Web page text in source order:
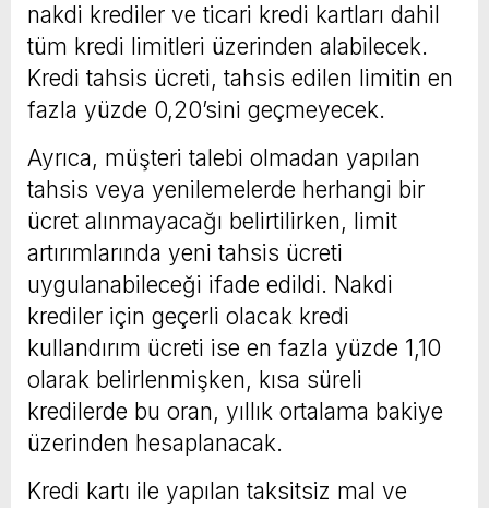
nakdi krediler ve ticari kredi kartları dahil
tüm kredi limitleri üzerinden alabilecek.
Kredi tahsis ücreti, tahsis edilen limitin en
fazla yüzde 0,20’sini geçmeyecek.
Ayrıca, müşteri talebi olmadan yapılan
tahsis veya yenilemelerde herhangi bir
ücret alınmayacağı belirtilirken, limit
artırımlarında yeni tahsis ücreti
uygulanabileceği ifade edildi. Nakdi
krediler için geçerli olacak kredi
kullandırım ücreti ise en fazla yüzde 1,10
olarak belirlenmişken, kısa süreli
kredilerde bu oran, yıllık ortalama bakiye
üzerinden hesaplanacak.
Kredi kartı ile yapılan taksitsiz mal ve